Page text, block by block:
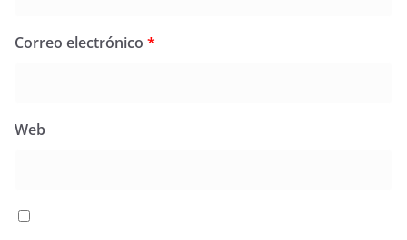
Correo electrónico *
Web